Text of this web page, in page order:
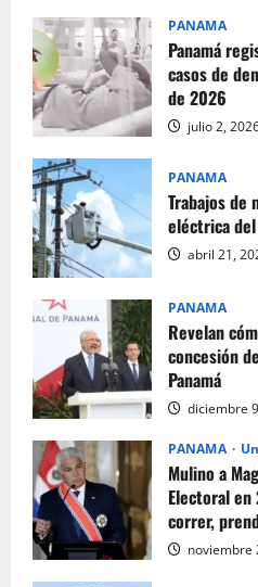
PANAMA
Panamá
casos de
de 2026
julio 2,
PANAMA
Trabajos de
eléctrica
abril 21,
PANAMA
Revelan
concesión
Panamá
diciembre
PANAMA
Mulino a
Electoral en
correr,
noviembre